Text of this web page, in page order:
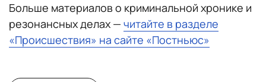
Больше материалов о криминальной хронике и
резонансных делах — читайте в разделе
«Происшествия» на сайте «Постньюс»